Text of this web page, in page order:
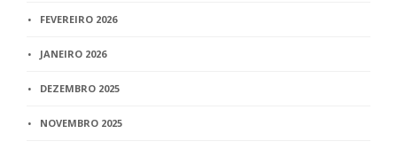
FEVEREIRO 2026
JANEIRO 2026
DEZEMBRO 2025
NOVEMBRO 2025